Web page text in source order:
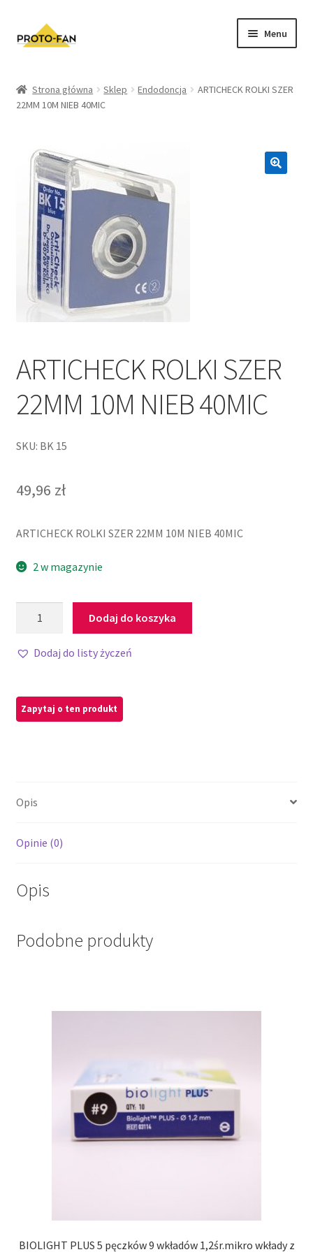
Menu
Kursy Stomatologiczne
Zwroty i Reklamacje
Regulamin sklepu
Polityka prywatności
Strona główna Sklep Endodoncja
ARTICHECK ROLKI SZER
22MM 10M NIEB 40MIC
ARTICHECK ROLKI SZER
22MM 10M NIEB 40MIC
SKU: BK 15
49,96 zł
ARTICHECK ROLKI SZER 22MM 10M NIEB 40MIC
2 w magazynie
Dodaj do koszyka
Dodaj do listy życzeń
Opis
Opinie (0)
Opis
Podobne produkty
BIOLIGHT PLUS 5 pęczków 9 wkładów 1,2śr.mikro wkłady z